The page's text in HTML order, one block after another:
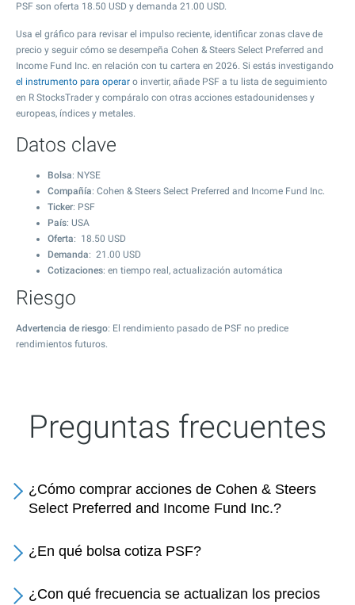
PSF son oferta 18.50 USD y demanda 21.00 USD.
Usa el gráfico para revisar el impulso reciente, identificar zonas clave de
precio y seguir cómo se desempeña Cohen & Steers Select Preferred and
Income Fund Inc. en relación con tu cartera en 2026. Si estás investigando
el instrumento para operar o invertir, añade PSF a tu lista de seguimiento
en R StocksTrader y compáralo con otras acciones estadounidenses y
europeas, índices y metales.
Datos clave
Bolsa: NYSE
Compañía: Cohen & Steers Select Preferred and Income Fund Inc.
Ticker: PSF
País: USA
Oferta: 18.50 USD
Demanda: 21.00 USD
Cotizaciones: en tiempo real, actualización automática
Riesgo
Advertencia de riesgo: El rendimiento pasado de PSF no predice
rendimientos futuros.
Preguntas frecuentes
¿Cómo comprar acciones de Cohen & Steers
Select Preferred and Income Fund Inc.?
¿En qué bolsa cotiza PSF?
¿Con qué frecuencia se actualizan los precios